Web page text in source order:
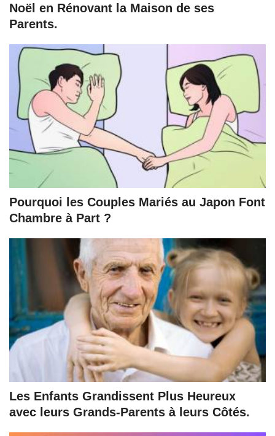
Noël en Rénovant la Maison de ses
Parents.
Pourquoi les Couples Mariés au Japon Font
Chambre à Part ?
Les Enfants Grandissent Plus Heureux
avec leurs Grands-Parents à leurs Côtés.